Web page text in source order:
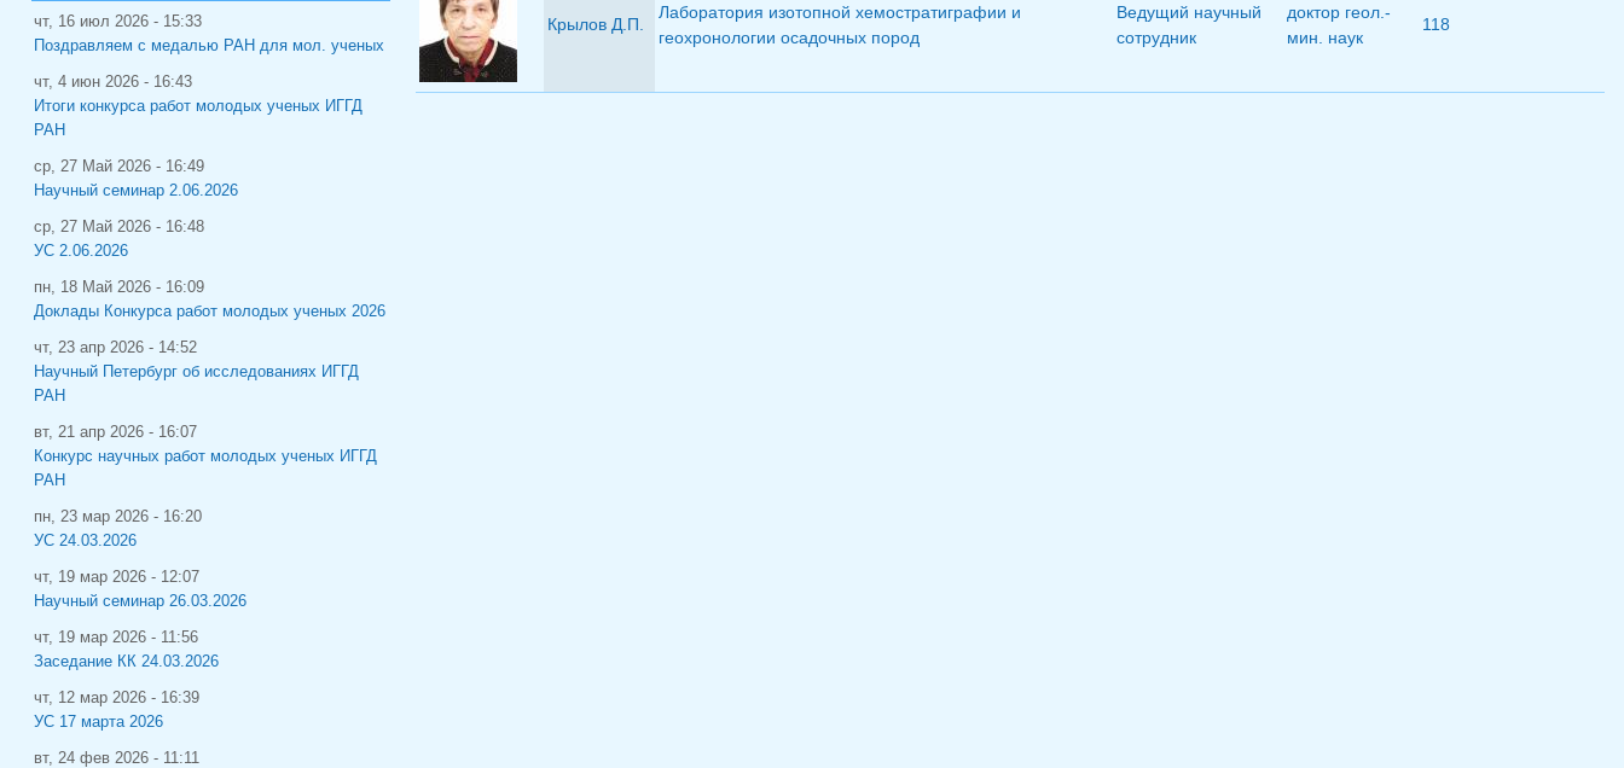
Крылов Д.П.
Лаборатория изотопной хемостратиграфии и
геохронологии осадочных пород
Ведущий научный
сотрудник
доктор геол.-
мин. наук
118
чт, 16 июл 2026 - 15:33
Поздравляем с медалью РАН для мол. ученых
чт, 4 июн 2026 - 16:43
Итоги конкурса работ молодых ученых ИГГД
РАН
ср, 27 Май 2026 - 16:49
Научный семинар 2.06.2026
ср, 27 Май 2026 - 16:48
УС 2.06.2026
пн, 18 Май 2026 - 16:09
Доклады Конкурса работ молодых ученых 2026
чт, 23 апр 2026 - 14:52
Научный Петербург об исследованиях ИГГД
РАН
вт, 21 апр 2026 - 16:07
Конкурс научных работ молодых ученых ИГГД
РАН
пн, 23 мар 2026 - 16:20
УС 24.03.2026
чт, 19 мар 2026 - 12:07
Научный семинар 26.03.2026
чт, 19 мар 2026 - 11:56
Заседание КК 24.03.2026
чт, 12 мар 2026 - 16:39
УС 17 марта 2026
вт, 24 фев 2026 - 11:11